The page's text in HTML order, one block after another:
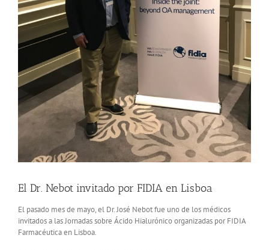
El Dr. Nebot invitado por FIDIA en Lisboa
El pasado mes de mayo, el Dr. José Nebot fue uno de los médicos
invitados a las Jornadas sobre Ácido Hialurónico organizadas por FIDIA
Farmacéutica en Lisboa.